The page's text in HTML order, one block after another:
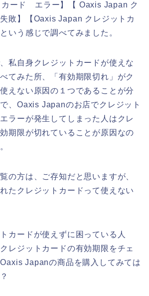
ード エラー】【 Oaxis Japan ク
敗】【Oaxis Japan クレジットカ
いう感じで調べてみました。
私自身クレジットカードが使えな
てみた所、「有効期限切れ」がク
えない原因の１つであることが分
、Oaxis Japanのお店でクレジット
ラーが発生してしまった人はクレ
期限が切れていることが原因なの
の方は、ご存知だと思いますが、
たクレジットカードって使えない
カードが使えずに困っている人
レジットカードの有効期限をチェ
Japanの商品を購入してみては